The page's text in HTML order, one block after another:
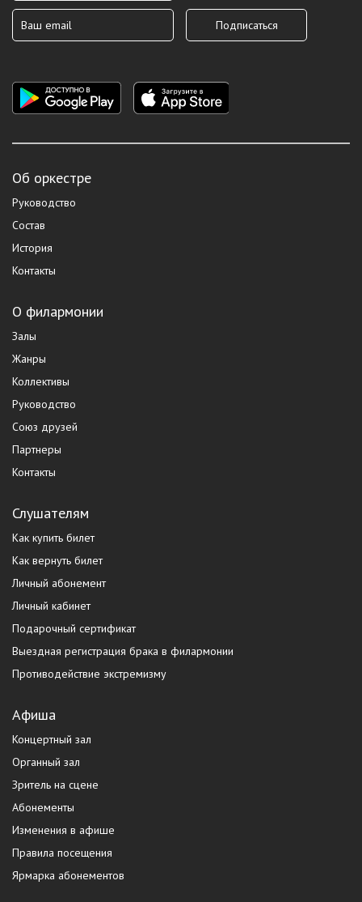
Об оркестре
Руководство
Состав
История
Контакты
О филармонии
Залы
Жанры
Коллективы
Руководство
Союз друзей
Партнеры
Контакты
Слушателям
Как купить билет
Как вернуть билет
Личный абонемент
Личный кабинет
Подарочный сертификат
Выездная регистрация брака в филармонии
Противодействие экстремизму
Афиша
Концертный зал
Органный зал
Зритель на сцене
Абонементы
Изменения в афише
Правила посещения
Ярмарка абонементов